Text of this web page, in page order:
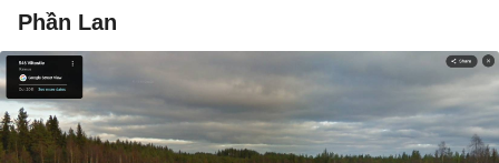
Phần Lan